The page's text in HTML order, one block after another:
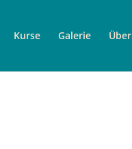
Kurse Galerie